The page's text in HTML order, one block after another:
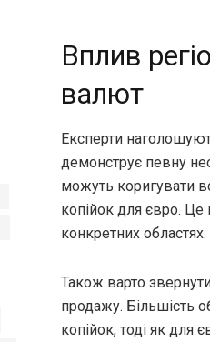
Вплив
валют
Експерти
демонструє певну
можуть коригувати
копійок для євро. Це
конкретних областях.
Також варто
продажу. Більшість
копійок, тоді як для